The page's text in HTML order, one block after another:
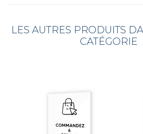
LES AUTRES PRODUITS
CATÉGORIE